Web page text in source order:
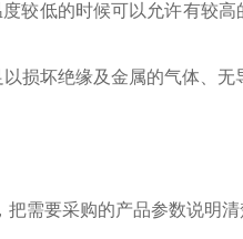
较低的时候可以允许有较
损坏绝缘及金属的气体、无
需要采购的产品参数说明清